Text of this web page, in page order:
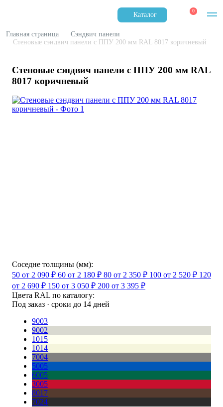
Каталог
0
Главная страница
Сэндвич панели
Стеновые сэндвич панели с ППУ 200 мм RAL 8017 коричневый
Стеновые сэндвич панели с ППУ 200 мм RAL
8017 коричневый
Соседне толщины (мм):
50 от 2 090 ₽ 60 от 2 180 ₽ 80 от 2 350 ₽ 100 от 2 520 ₽ 120
от 2 690 ₽ 150 от 3 050 ₽ 200 от 3 395 ₽
Цвета RAL по каталогу:
Под заказ · сроки до 14 дней
9003
9002
1015
1014
7004
5005
6005
3005
8017
7024